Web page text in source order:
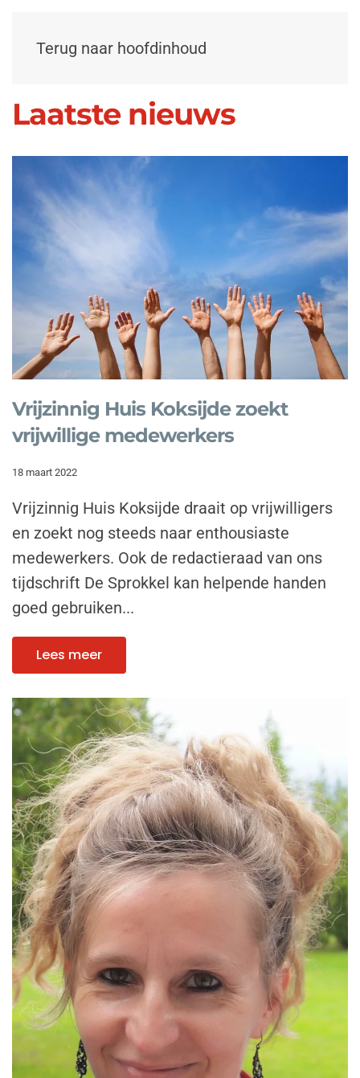
Terug naar hoofdinhoud
Laatste nieuws
Vrijzinnig Huis Koksijde zoekt
vrijwillige medewerkers
18 maart 2022
Vrijzinnig Huis Koksijde draait op vrijwilligers
en zoekt nog steeds naar enthousiaste
medewerkers. Ook de redactieraad van ons
tijdschrift De Sprokkel kan helpende handen
goed gebruiken...
Lees meer